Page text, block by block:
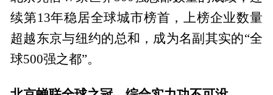
续第13年稳居全球城市榜首，上榜企业数量
超越东京与纽约的总和，成为名副其实的“全
球500强之都”。